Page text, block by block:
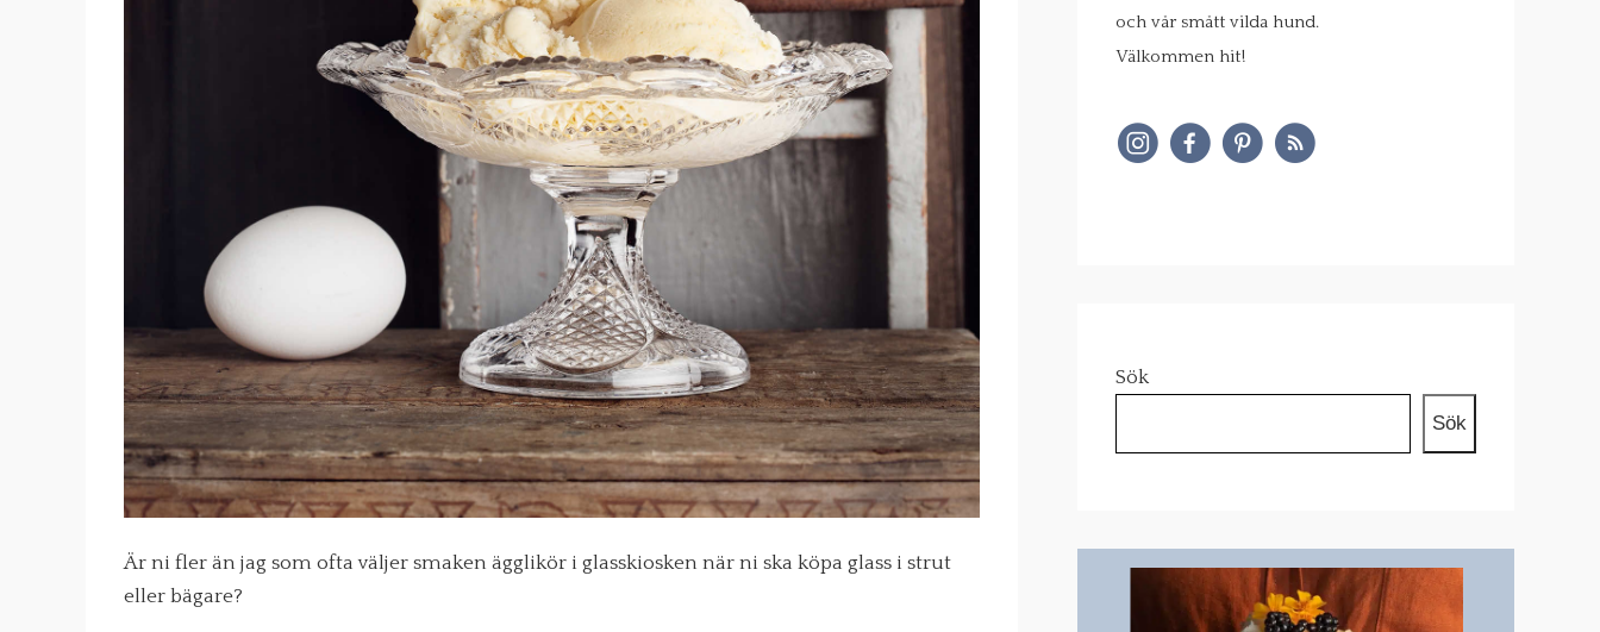
Är ni fler än jag som ofta väljer smaken ägglikör i glasskiosken när ni ska köpa glass i strut
eller bägare?
och vår smått vilda hund.
Välkommen hit!
Sök
Sök